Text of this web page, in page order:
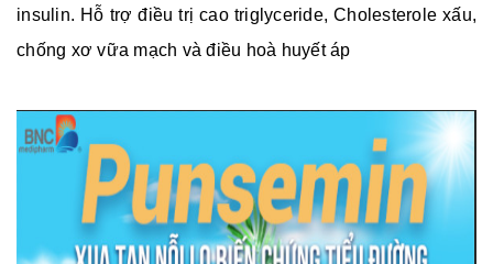
insulin. Hỗ trợ điều trị cao triglyceride, Cholesterole xấu,
chống xơ vữa mạch và điều hoà huyết áp